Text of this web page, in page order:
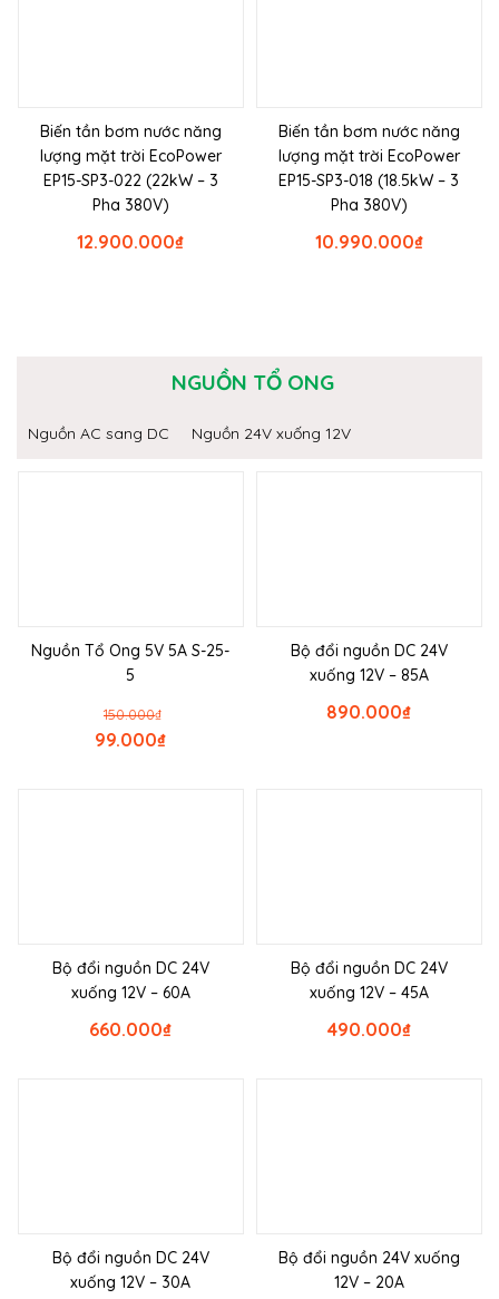
Biến tần bơm nước năng
lượng mặt trời EcoPower
EP15-SP3-022 (22kW – 3
Pha 380V)
₫
12.900.000
Biến tần bơm nước năng
lượng mặt trời EcoPower
EP15-SP3-018 (18.5kW – 3
Pha 380V)
₫
10.990.000
NGUỒN TỔ ONG
Nguồn AC sang DC Nguồn 24V xuống 12V
Nguồn Tổ Ong 5V 5A S-25-
5
₫
150.000
₫
99.000
Bộ đổi nguồn DC 24V
xuống 12V – 85A
₫
890.000
Bộ đổi nguồn DC 24V
xuống 12V – 60A
₫
660.000
Bộ đổi nguồn DC 24V
xuống 12V – 45A
₫
490.000
Bộ đổi nguồn DC 24V
xuống 12V – 30A
Bộ đổi nguồn 24V xuống
12V – 20A